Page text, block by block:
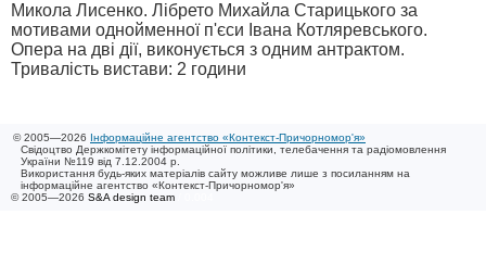
Микола Лисенко. Лібрето Михайла Старицького за
мотивами однойменної п'єси Івана Котляревського.
Опера на дві дії, виконується з одним антрактом.
Тривалість вистави: 2 години
© 2005—2026 Інформаційне агентство «Контекст-Причорномор'я»
Свідоцтво Держкомітету інформаційної політики, телебачення та радіомовлення
України №119 від 7.12.2004 р.
Використання будь-яких матеріалів сайту можливе лише з посиланням на
інформаційне агентство «Контекст-Причорномор'я»
© 2005—2026 S&A design team